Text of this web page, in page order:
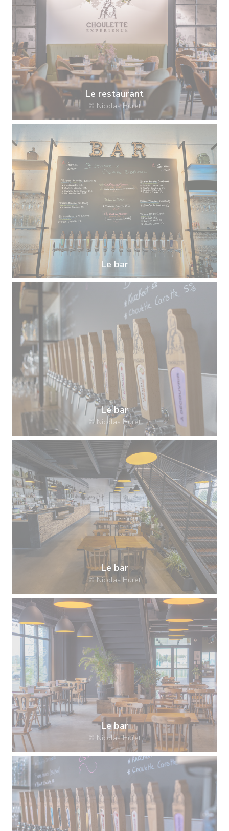
Le restaurant
© Nicolas Huret
Le bar
Le bar
© Nicolas Huret
Le bar
© Nicolas Huret
Le bar
© Nicolas Huret